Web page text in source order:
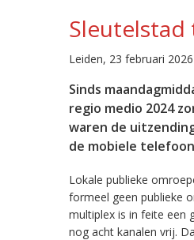
Leiden, 23 februari
Sinds
regio medio 2024
waren de
de mobiele
Lokale publieke
formeel geen publieke
multiplex is in feite een
nog acht kanalen vrij.